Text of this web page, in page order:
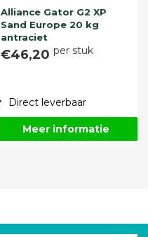
Alliance Gator G2 XP
Sand Europe 20 kg
antraciet
€46,20 per stuk
Direct leverbaar
Meer informatie